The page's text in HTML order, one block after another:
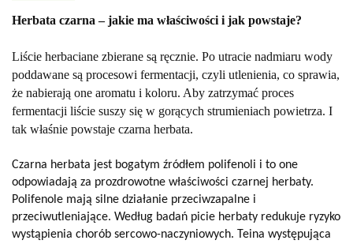
Herbata czarna – jakie ma właściwości i jak powstaje?
Liście herbaciane zbierane są ręcznie. Po utracie nadmiaru wody
poddawane są procesowi fermentacji, czyli utlenienia, co sprawia,
że nabierają one aromatu i koloru. Aby zatrzymać proces
fermentacji liście suszy się w gorących strumieniach powietrza. I
tak właśnie powstaje czarna herbata.
Czarna herbata jest bogatym źródłem polifenoli i to one
odpowiadają za prozdrowotne właściwości czarnej herbaty.
Polifenole mają silne działanie przeciwzapalne i
przeciwutleniające. Według badań picie herbaty redukuje ryzyko
wystąpienia chorób sercowo-naczyniowych. Teina występująca